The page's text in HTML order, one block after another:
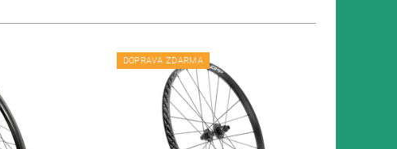
DOPRAVA ZDARMA